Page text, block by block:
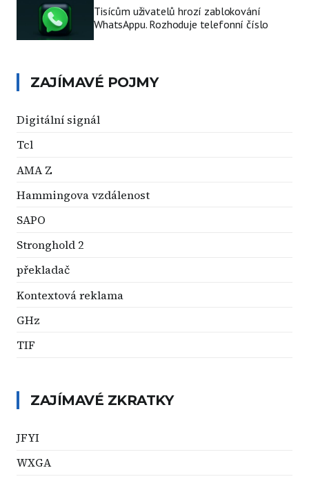
Tisícům uživatelů hrozí zablokování
WhatsAppu. Rozhoduje telefonní číslo
ZAJÍMAVÉ POJMY
Digitální signál
Tcl
AMA Z
Hammingova vzdálenost
SAPO
Stronghold 2
překladač
Kontextová reklama
GHz
TIF
ZAJÍMAVÉ ZKRATKY
JFYI
WXGA